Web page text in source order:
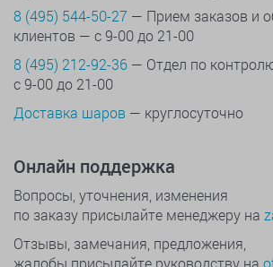
8 (495) 544-50-27 — Прием заказов и
клиентов — с 9-00 до 21-00
8 (495) 212-92-36 — Отдел по
с 9-00 до 21-00
Доставка шаров — круглосуточно
Онлайн поддержка
Вопросы, уточнения, изменения
по заказу присылайте менеджеру на
Отзывы, замечания, предложения,
жалобы присылайте руководству на